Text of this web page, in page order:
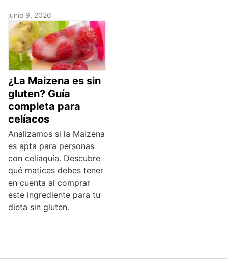
junio 9, 2026
¿La Maizena es sin
gluten? Guía
completa para
celíacos
Analizamos si la Maizena
es apta para personas
con celiaquía. Descubre
qué matices debes tener
en cuenta al comprar
este ingrediente para tu
dieta sin gluten.